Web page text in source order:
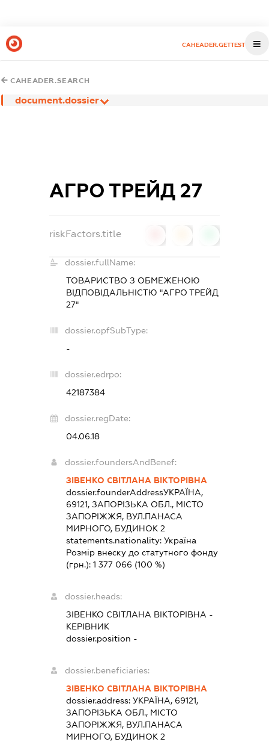
CAHEADER.GETTEST
CAHEADER.SEARCH
document.dossier
АГРО ТРЕЙД 27
riskFactors.title
dossier.fullName:
ТОВАРИСТВО З ОБМЕЖЕНОЮ
ВІДПОВІДАЛЬНІСТЮ "АГРО ТРЕЙД
27"
dossier.opfSubType:
-
dossier.edrpo:
42187384
dossier.regDate:
04.06.18
dossier.foundersAndBenef:
ЗІВЕНКО СВІТЛАНА ВІКТОРІВНА
dossier.founderAddressУКРАЇНА,
69121, ЗАПОРІЗЬКА ОБЛ., МІСТО
ЗАПОРІЖЖЯ, ВУЛ.ПАНАСА
МИРНОГО, БУДИНОК 2
statements.nationality: Україна
Розмір внеску до статутного фонду
(грн.): 1 377 066 (100 %)
dossier.heads:
ЗІВЕНКО СВІТЛАНА ВІКТОРІВНА -
КЕРІВНИК
dossier.position -
dossier.beneficiaries:
ЗІВЕНКО СВІТЛАНА ВІКТОРІВНА
dossier.address: УКРАЇНА, 69121,
ЗАПОРІЗЬКА ОБЛ., МІСТО
ЗАПОРІЖЖЯ, ВУЛ.ПАНАСА
МИРНОГО, БУДИНОК 2